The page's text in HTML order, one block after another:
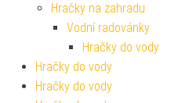
Hračky na zahradu
Vodní radovánky
Hračky do vody
Hračky do vody
Hračky do vody